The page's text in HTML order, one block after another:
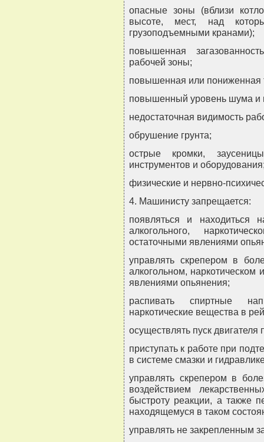
опасные зоны (вблизи
высоте, мест, над
грузоподъемными кранами);
повышенная
рабочей зоны;
повышенная или пониженная
повышенный уровень шума и
недостаточная видимость
обрушение грунта;
острые кромки,
инструментов и
физические и нервно-
4. Машинисту запрещается:
появляться и находиться
алкогольного,
остаточными явлениями
управлять скрепером в
алкогольном, наркотическом
явлениями опьянения;
распивать спиртные
наркотические вещества в
осуществлять пуск двигателя
приступать к работе при
в системе смазки и
управлять скрепером в
воздействием
быстроту реакции, а также
находящемуся в таком
управлять не закрепленным